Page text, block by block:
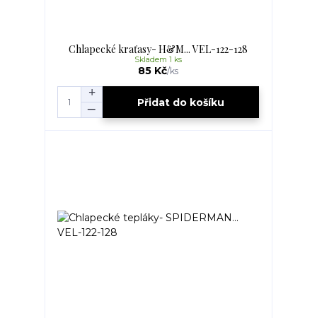
Chlapecké kraťasy- H&M... VEL-122-128
85 Kč/ks
Skladem 1 ks
Přidat do košíku